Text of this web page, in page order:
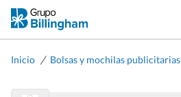
Inicio / Bolsas y mochilas publicitarias